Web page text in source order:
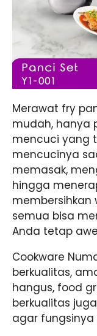
Merawat fry
mudah, hanya
mencuci yang
mencucinya
memasak,
hingga
semua bisa
Anda tetap
Cookware
berkualitas,
hangus, food
berkualitas
agar